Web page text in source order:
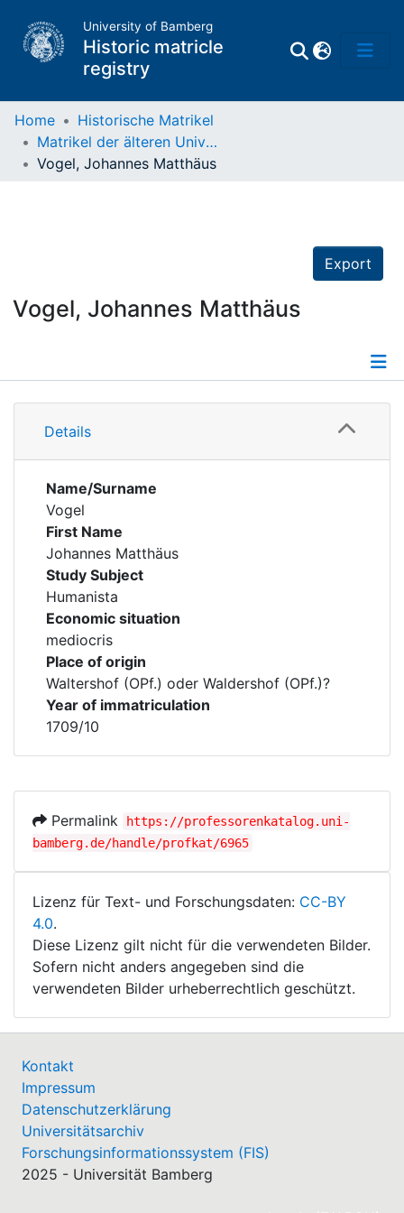
University of Bamberg
Historic matricle
registry
Matrikel
Home
Historische Matrikel
Matrikel der älteren Universität
Vogel, Johannes Matthäus
Export
Vogel, Johannes Matthäus
Details
Details
Name/Surname
Vogel
First Name
Johannes Matthäus
Study Subject
Humanista
Economic situation
mediocris
Place of origin
Waltershof (OPf.) oder Waldershof (OPf.)?
Year of immatriculation
1709/10
Permalink
https://professorenkatalog.uni-
bamberg.de/handle/profkat/6965
Lizenz für Text- und Forschungsdaten: CC-BY
4.0.
Diese Lizenz gilt nicht für die verwendeten Bilder.
Sofern nicht anders angegeben sind die
verwendeten Bilder urheberrechtlich geschützt.
Kontakt
Impressum
Datenschutzerklärung
Universitätsarchiv
Forschungsinformationssystem (FIS)
2025 - Universität Bamberg